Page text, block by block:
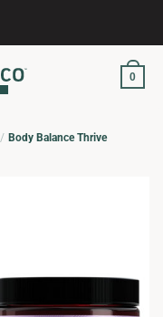
0
Body Balance Thrive